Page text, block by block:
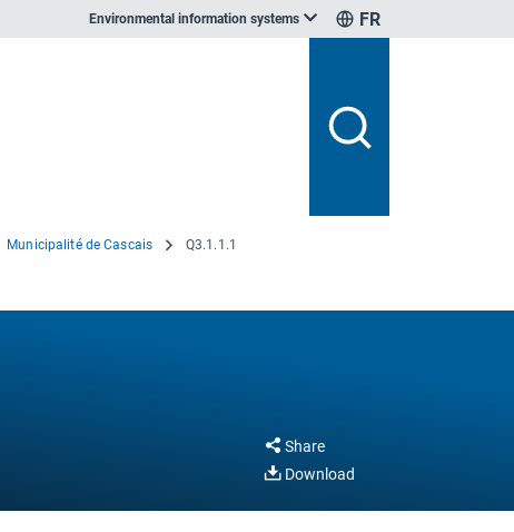
Environmental information systems FR
Municipalité de Cascais Q3.1.1.1
Share
Download